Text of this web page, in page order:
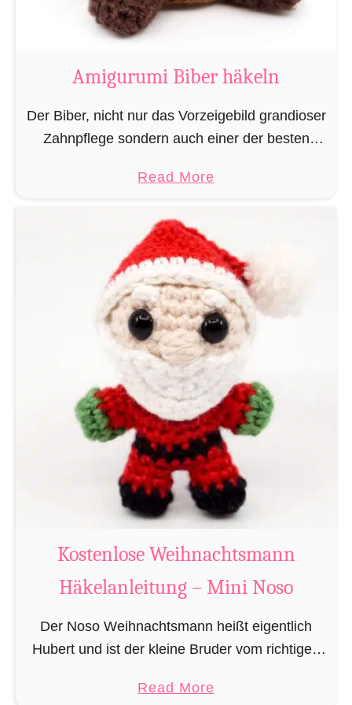
h
ä
k
l
Amigurumi Biber häkeln
Der Biber, nicht nur das Vorzeigebild grandioser
Zahnpflege sondern auch einer der besten
können braucht man Baumaterial und auch in
Read Morea
u
t
A
m
i
g
u
r
u
m
i
B
i
e
r
ä
k
Kostenlose Weihnachtsmann
Häkelanleitung – Mini Noso
Der Noso Weihnachtsmann heißt eigentlich
Hubert und ist der kleine Bruder vom richtigen
durch seine Größe, für das knacken der
Read Morea